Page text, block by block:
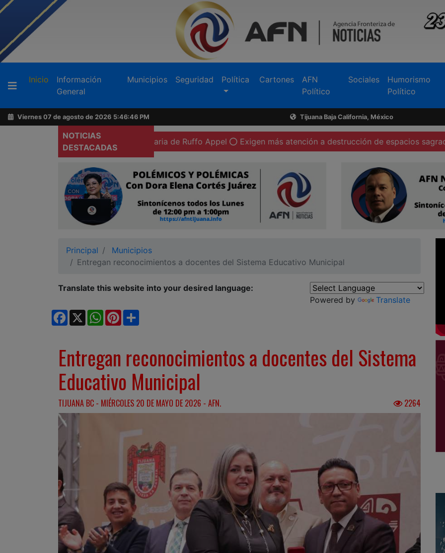
Inicio (current)
Información
General
Municipios Seguridad Política Cartones
AFN
Político
Sociales
Humorismo
Político
Viernes 07 de agosto de 2026 5:46:48 PM Tijuana Baja California, México
NOTICIAS
DESTACADAS
prisión preventiva domiciliaria de Ruffo Appel Exigen más atención a destrucción de espacios sagrados en
Principal
Municipios
Entregan reconocimientos a docentes del Sistema Educativo Municipal
Translate this website into your desired language:
Powered by
Translate
Facebook
X WhatsApp
Pinterest
Entregan reconocimientos a docentes del Sistema
Educativo Municipal
TIJUANA BC - MIÉRCOLES 20 DE MAYO DE 2026 - AFN. 2264
Buscador
Acerca
de